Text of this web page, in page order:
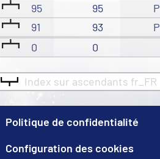
95 95
P
91 93
P
0 0
Index sur ascendants fr_FR
Politique de confidentialité
Configuration des cookies